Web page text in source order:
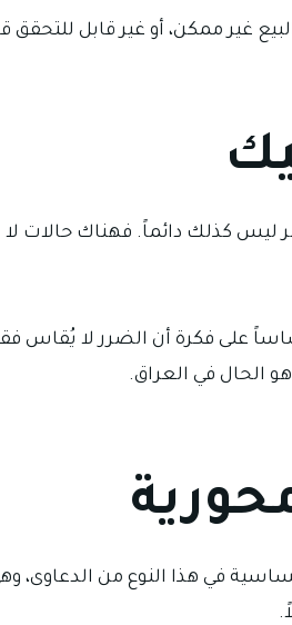
غير ممكن، أو غير قابل للتحقق
ليس كذلك دائماً. فهناك حالات
على فكرة أن الضرر لا يُقاس
الحال في العراق.
في هذا النوع من الدعاوى،